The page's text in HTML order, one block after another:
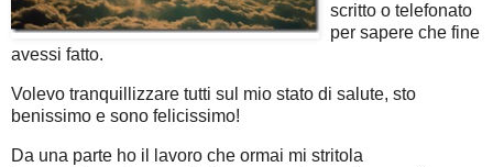
scritto o telefonato
per sapere che fine
avessi fatto.
Volevo tranquillizzare tutti sul mio stato di salute, sto
benissimo e sono felicissimo!
Da una parte ho il lavoro che ormai mi stritola